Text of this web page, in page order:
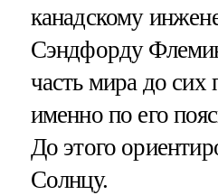
канадскому
Сэндфорду
часть мира до сих
именно по его
До этого
Солнцу.